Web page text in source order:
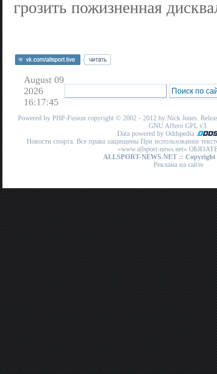
грозить пожизненная
August 09
2026
16:17:45
Powered by PHP-Fusion copyright © 2002 - 2012 by Nick Jones.
GNU Affero GPL v3.
Data powered by Oddspedia
Новости спорта. Все права защищены При использовании
«www.allsport-news.net»
ALLSPORT-NEWS.NET :: Copyright
Реклама на сайте